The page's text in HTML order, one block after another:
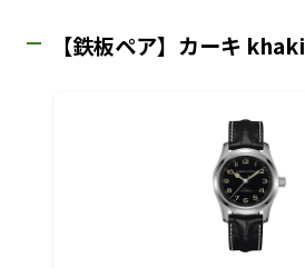
【鉄板ペア】カーキ khaki